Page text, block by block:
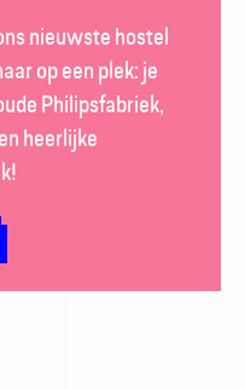
nieuwste hostel
op een plek: je
Philipsfabriek,
heerlijke